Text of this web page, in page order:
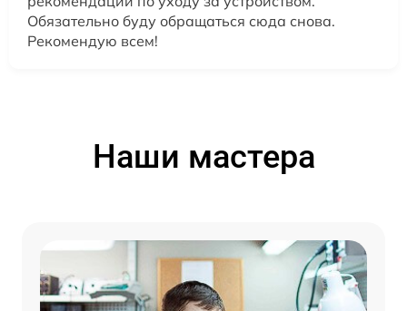
Обязательно буду обращаться сюда снова.
Рекомендую всем!
Наши мастера